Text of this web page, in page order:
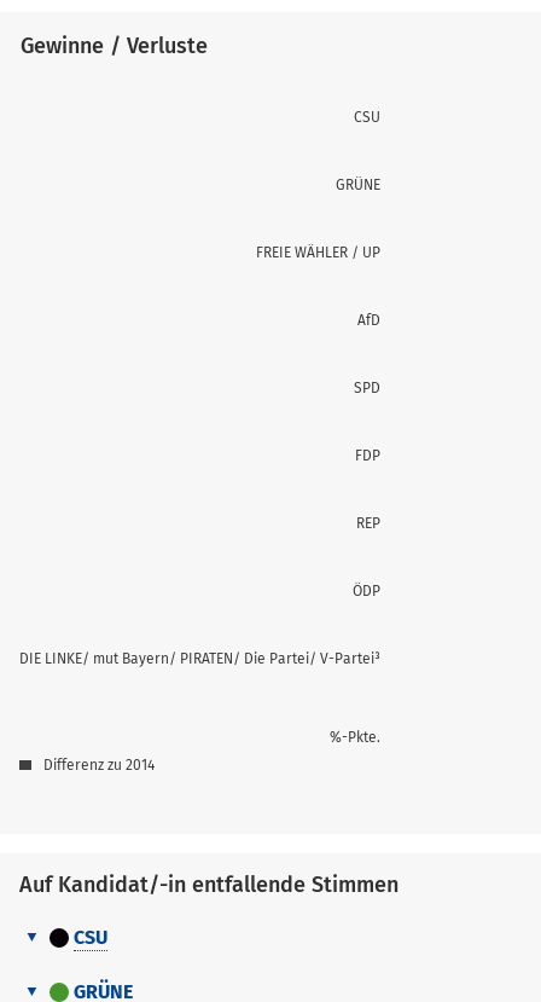
CSU
GRÜNE
FREIE WÄHLER / UP
AfD
SPD
FDP
REP
ÖDP
DIE LINKE/ mut Bayern/ PIRATEN/ Die Partei/ V-Partei³
%-Pkte.
Gewinne / Verluste
Differenz zu 2014
Auf Kandidat/-in entfallende Stimmen
CSU
Kandidat/-
GRÜNE